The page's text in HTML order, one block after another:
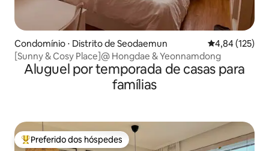
Condomínio ⋅ Distrito de Seodaemun 4,84 de uma
4,84 (125)
[Sunny & Cosy Place]@ Hongdae & Yeonnamdong
Aluguel por temporada de casas para
famílias
Entre os melhores preferidos dos hóspedes
Preferido dos hóspedes